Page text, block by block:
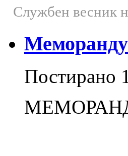
Службен весник
Постирано